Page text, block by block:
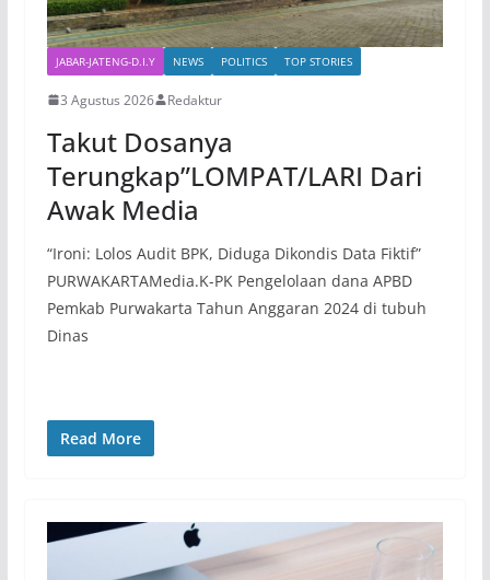
JABAR-JATENG-D.I.Y NEWS POLITICS TOP STORIES
3 Agustus 2026 Redaktur
Takut Dosanya
Terungkap”LOMPAT/LARI Dari
Awak Media
“Ironi: Lolos Audit BPK, Diduga Dikondis Data Fiktif”
PURWAKARTAMedia.K-PK Pengelolaan dana APBD
Pemkab Purwakarta Tahun Anggaran 2024 di tubuh
Dinas
Read More